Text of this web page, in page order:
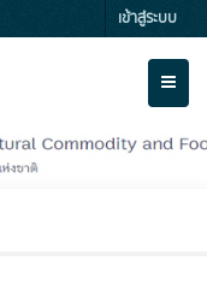
เข้าสู่ระบบ